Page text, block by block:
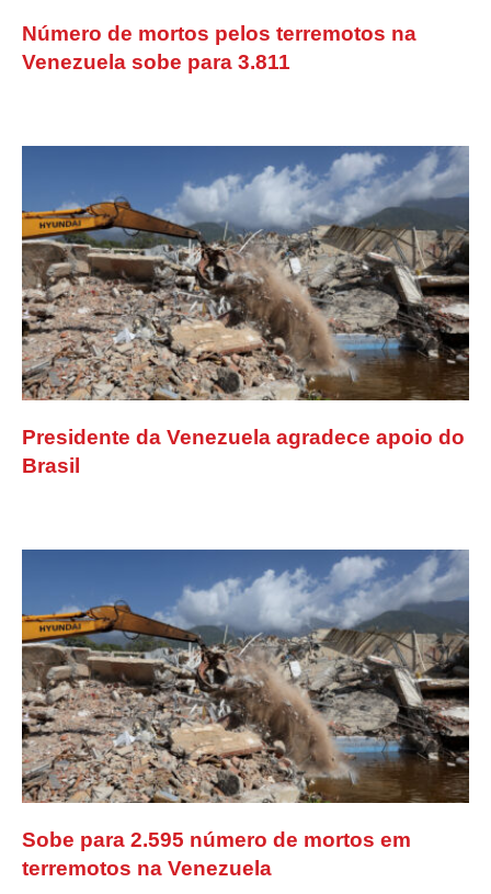
Número de mortos pelos terremotos na
Venezuela sobe para 3.811
Presidente da Venezuela agradece apoio do
Brasil
Sobe para 2.595 número de mortos em
terremotos na Venezuela